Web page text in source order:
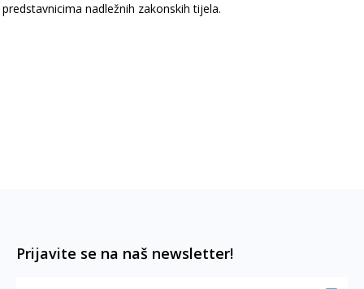
predstavnicima nadležnih zakonskih tijela.
Prijavite se na naš newsletter!